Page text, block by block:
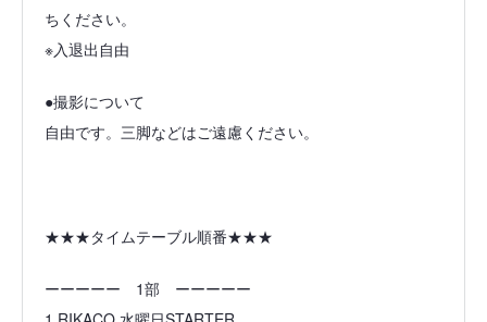
ちください。
※入退出自由
●撮影について
自由です。三脚などはご遠慮ください。
★★★タイムテーブル順番★★★
ーーーーー 1部 ーーーーー